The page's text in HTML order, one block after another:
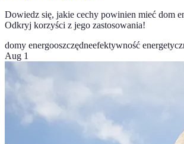
Dowiedz się, jakie cechy powinien mieć dom
Odkryj korzyści z jego zastosowania!
domy energooszczędneefektywność
Aug 1